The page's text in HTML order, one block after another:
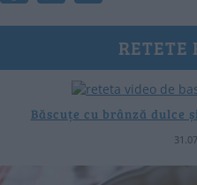
RETETE
Băscuțe cu brânză dulce